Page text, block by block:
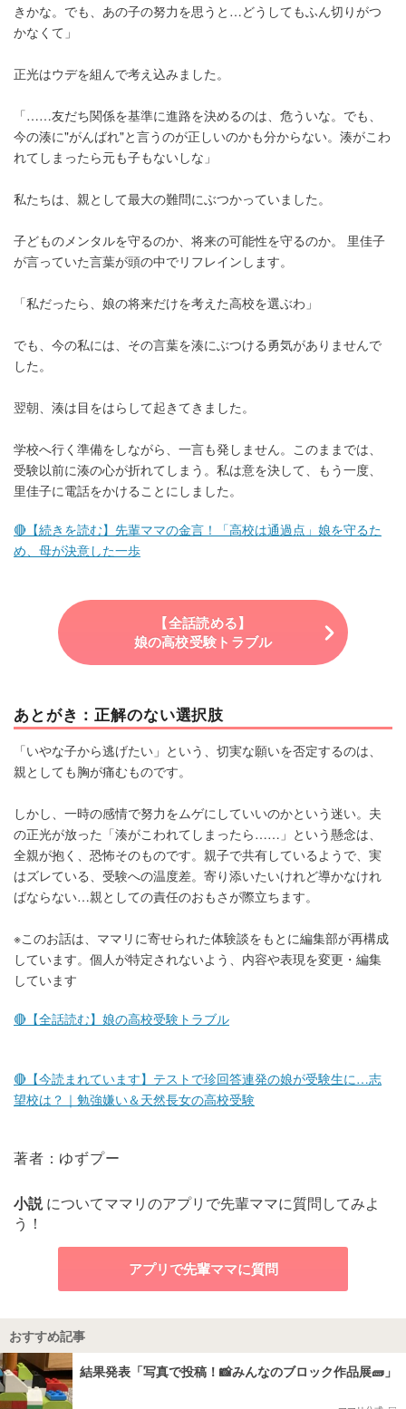
きかな。でも、あの子の努力を思うと…どうしてもふん切りがつ
かなくて」
正光はウデを組んで考え込みました。
「……友だち関係を基準に進路を決めるのは、危ういな。でも、
今の湊に"がんばれ"と言うのが正しいのかも分からない。湊がこわ
れてしまったら元も子もないしな」
私たちは、親として最大の難問にぶつかっていました。
子どものメンタルを守るのか、将来の可能性を守るのか。 里佳子
が言っていた言葉が頭の中でリフレインします。
「私だったら、娘の将来だけを考えた高校を選ぶわ」
でも、今の私には、その言葉を湊にぶつける勇気がありませんで
した。
翌朝、湊は目をはらして起きてきました。
学校へ行く準備をしながら、一言も発しません。このままでは、
受験以前に湊の心が折れてしまう。私は意を決して、もう一度、
里佳子に電話をかけることにしました。
🔴【続きを読む】先輩ママの金言！「高校は通過点」娘を守るた
め、母が決意した一歩
【全話読める】
娘の高校受験トラブル
あとがき：正解のない選択肢
「いやな子から逃げたい」という、切実な願いを否定するのは、
親としても胸が痛むものです。
しかし、一時の感情で努力をムゲにしていいのかという迷い。夫
の正光が放った「湊がこわれてしまったら……」という懸念は、
全親が抱く、恐怖そのものです。親子で共有しているようで、実
はズレている、受験への温度差。寄り添いたいけれど導かなけれ
ばならない…親としての責任のおもさが際立ちます。
※このお話は、ママリに寄せられた体験談をもとに編集部が再構成
しています。個人が特定されないよう、内容や表現を変更・編集
しています
🔴【全話読む】娘の高校受験トラブル
🔴【今読まれています】テストで珍回答連発の娘が受験生に…志
望校は？｜勉強嫌い＆天然長女の高校受験
著者：ゆずプー
小説についてママリのアプリで先輩ママに質問してみよ
う！
アプリで先輩ママに質問
おすすめ記事
結果発表「写真で投稿！📸みんなのブロック作品展🧱」